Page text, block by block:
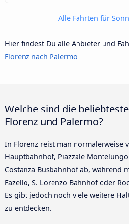
Alle Fahrten für
Hier findest Du alle Anbieter und
Florenz nach Palermo
Welche sind die
Florenz und Palermo?
In Florenz reist man normalerweise
Hauptbahnhof, Piazzale
Costanza Busbahnhof ab, während
Fazello, S. Lorenzo Bahnhof oder
Es gibt jedoch noch viele weitere
zu entdecken.